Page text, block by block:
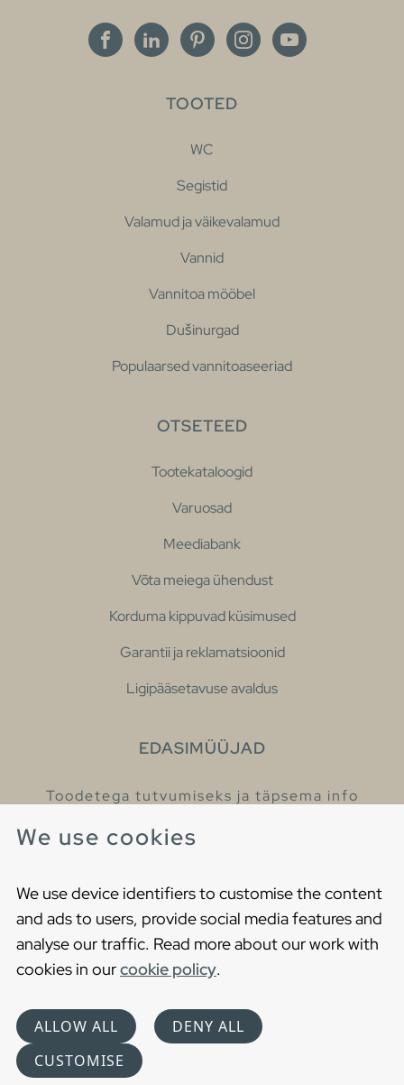
We use cookies
We use device identifiers to customise the content
and ads to users, provide social media features and
analyse our traffic. Read more about our work with
cookies in ourcookie policy.
ALLOW ALL
DENY ALL
CUSTOMISE
TOOTED
WC
Segistid
Valamud ja väikevalamud
Vannid
Vannitoa mööbel
Dušinurgad
Populaarsed vannitoaseeriad
OTSETEED
Tootekataloogid
Varuosad
Meediabank
Võta meiega ühendust
Korduma kippuvad küsimused
Garantii ja reklamatsioonid
Ligipääsetavuse avaldus
EDASIMÜÜJAD
Toodetega tutvumiseks ja täpsema info
Cookies
Privaatsuspoliitika
Choose language